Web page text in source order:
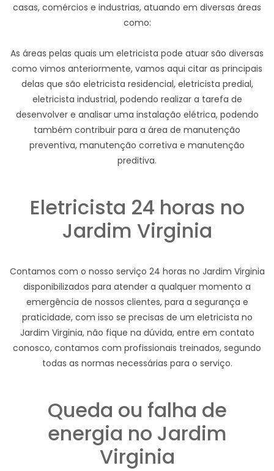
casas, comércios e industrias, atuando em diversas áreas
como:
As áreas pelas quais um eletricista pode atuar são diversas
como vimos anteriormente, vamos aqui citar as principais
delas que são eletricista residencial, eletricista predial,
eletricista industrial, podendo realizar a tarefa de
desenvolver e analisar uma instalação elétrica, podendo
também contribuir para a área de manutenção
preventiva, manutenção corretiva e manutenção
preditiva.
Eletricista 24 horas no
Jardim Virginia
Contamos com o nosso serviço 24 horas no Jardim Virginia
disponibilizados para atender a qualquer momento a
emergência de nossos clientes, para a segurança e
praticidade, com isso se precisas de um eletricista no
Jardim Virginia, não fique na dúvida, entre em contato
conosco, contamos com profissionais treinados, segundo
todas as normas necessárias para o serviço.
Queda ou falha de
energia no Jardim
Virginia